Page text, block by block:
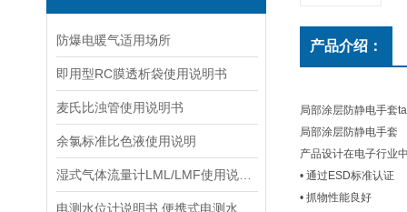
防爆电暖气适用场所
即用型RC膜透析袋使用说明书
麦氏比浊管使用说明书
余氯标准比色液使用说明
产品介绍：
局部涂层防静电手套
局部涂层防静电手套
产品设计在电子行业
• 通过ESD标准认证
• 抓物性能良好